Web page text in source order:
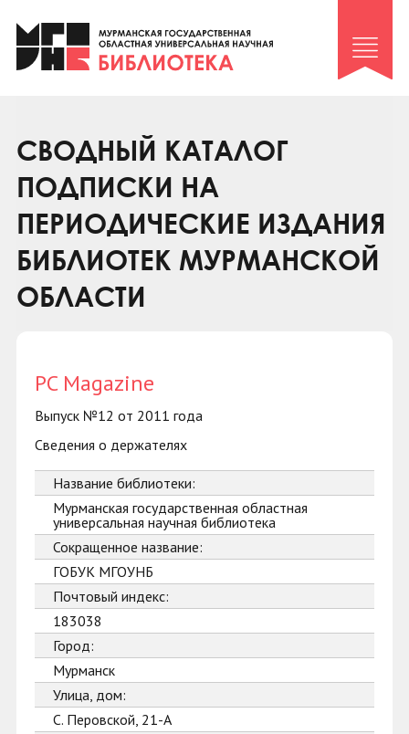
Клуб «Гиря и сельдерей»
Клуб «Семейный архив»
Коллегам
Контакты
СВОДНЫЙ КАТАЛОГ
ПОДПИСКИ НА
ПЕРИОДИЧЕСКИЕ ИЗДАНИЯ
БИБЛИОТЕК МУРМАНСКОЙ
ОБЛАСТИ
PC Magazine
Выпуск №12 от 2011 года
Сведения о держателях
Название библиотеки:
Мурманская государственная областная
универсальная научная библиотека
Сокращенное название:
ГОБУК МГОУНБ
Почтовый индекс:
183038
Город:
Мурманск
Улица, дом:
С. Перовской, 21-А